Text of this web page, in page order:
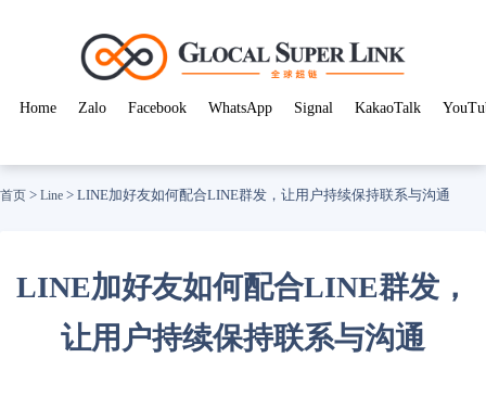
Home Zalo Facebook WhatsApp Signal KakaoTalk
首页 > Line > LINE加好友如何配合LINE群发，让用户持续保持联系与沟通
LINE加好友如何配合LINE群发，
让用户持续保持联系与沟通